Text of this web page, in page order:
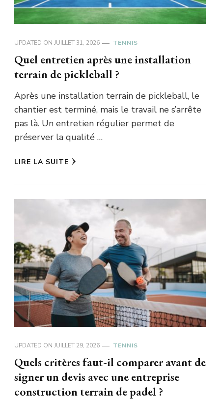
UPDATED ON JUILLET 31, 2026 TENNIS
Quel entretien après une installation
terrain de pickleball ?
Après une installation terrain de pickleball, le
chantier est terminé, mais le travail ne s’arrête
pas là. Un entretien régulier permet de
préserver la qualité …
LIRE LA SUITE
UPDATED ON JUILLET 29, 2026 TENNIS
Quels critères faut-il comparer avant de
signer un devis avec une entreprise
construction terrain de padel ?